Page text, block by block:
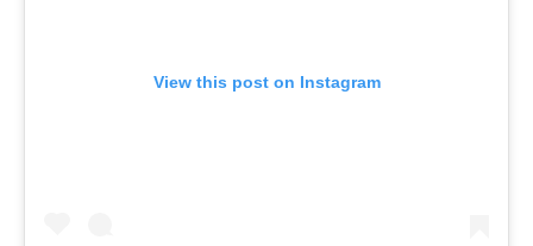
View this post on Instagram